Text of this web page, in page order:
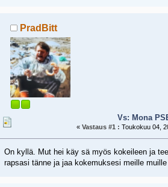
PradBitt
Vs: Mona
« Vastaus #1 : Toukokuu 04,
On kyllä. Mut hei käy sä myös kokeileen ja
rapsasi tänne ja jaa kokemuksesi meille muille